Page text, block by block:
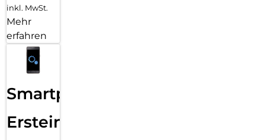
inkl. MwSt.
Mehr
erfahren
Smartphone
Ersteinrichtung